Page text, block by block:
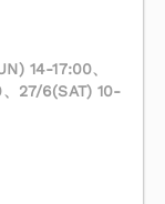
14-17:00、
27/6(SAT) 10-